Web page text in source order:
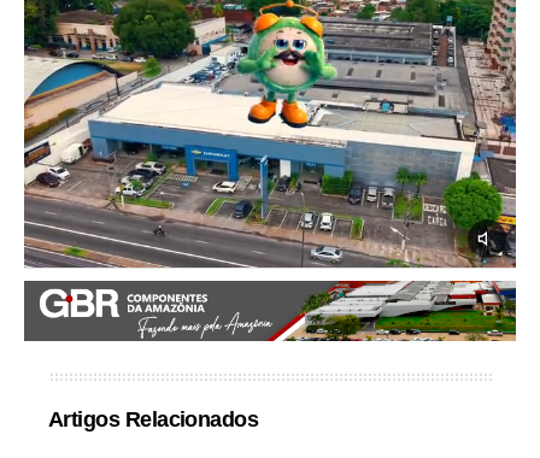
Artigos Relacionados